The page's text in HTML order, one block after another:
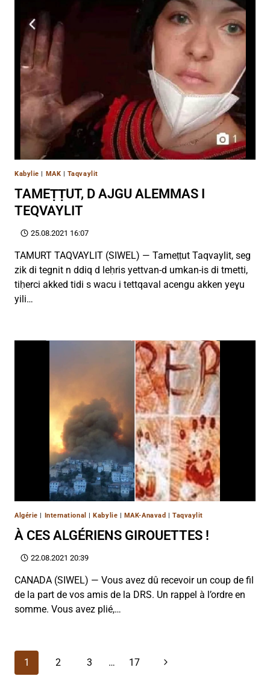
Kabylie | MAK | Taqvaylit
TAMEṬṬUT, D AJGU ALEMMAS I
TEQVAYLIT
25.08.2021 16:07
TAMURT TAQVAYLIT (SIWEL) — Tameṭṭut Taqvaylit, seg
zik di tegnit n ddiq d leḥris yettvan-d umkan-is di tmetti,
tiḥerci akked tidi s wacu i tettqaval acengu akken yeɣu
yili…
Algérie International Kabylie MAK-Anavad Taqvaylit
À CES ALGÉRIENS GIROUETTES !
22.08.2021 20:39
CANADA (SIWEL) — Vous avez dû recevoir un coup de fil
de la part de vos amis de la DRS. Un rappel à l’ordre en
somme. Vous avez plié,…
Navigation
1 2 3 … 17 Page